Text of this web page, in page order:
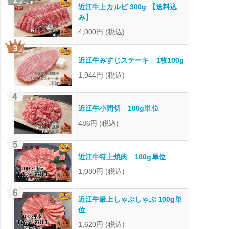
近江牛上カルビ 300g 【送料込
み】
4,000円 (税込)
近江牛みすじステーキ 1枚100g
1,944円 (税込)
近江牛小間切 100g単位
486円 (税込)
近江牛特上焼肉 100g単位
1,080円 (税込)
近江牛最上しゃぶしゃぶ 100g単
位
1,620円 (税込)